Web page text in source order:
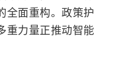
全面重构。政策护
重力量正推动智能